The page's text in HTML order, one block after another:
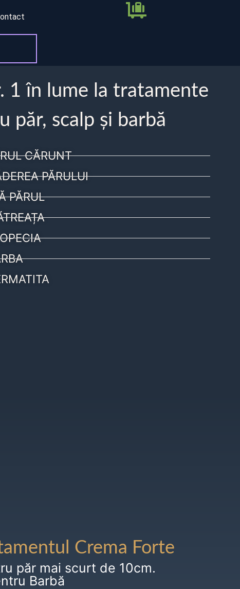
1 în lume la tratamente
păr, scalp și barbă
CĂRUNT
PĂRULUI
PĂRUL
Crema Forte
păr mai scurt de 10cm.
Barbă